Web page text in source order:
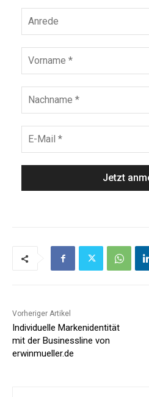
Vorheriger Artikel
Individuelle Markenidentität
mit der Businessline von
erwinmueller.de